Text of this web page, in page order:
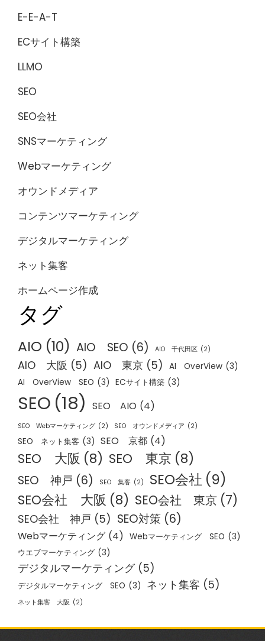
E-E-A-T
ECサイト構築
LLMO
SEO
SEO会社
SNSマーケティング
Webマーケティング
オウンドメディア
コンテンツマーケティング
デジタルマーケティング
ネット集客
ホームページ作成
タグ
AIO (10) AIO SEO (6) AIO 千代田区 (2)
AIO 大阪 (5) AIO 東京 (5) AI OverView (3)
AI OverView SEO (3) ECサイト構築 (3)
SEO (18) SEO AIO (4)
SEO Webマーケティング (2) SEO オウンドメディア (2)
SEO ネット集客 (3) SEO 京都 (4)
SEO 大阪 (8) SEO 東京 (8)
SEO 神戸 (6) SEO 集客 (2) SEO会社 (9)
SEO会社 大阪 (8) SEO会社 東京 (7)
SEO会社 神戸 (5) SEO対策 (6)
Webマーケティング (4) Webマーケティング SEO (3)
ウエブマーケティング (3)
デジタルマーケティング (5)
デジタルマーケティング SEO (3) ネット集客 (5)
ネット集客 大阪 (2)